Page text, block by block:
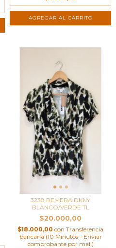
3238 REMERA DKNY
BLANCO/VERDE TL
$20.000,00
$18.000,00 con Transferencia
bancaria (10 Minutos - Enviar
comprobante por mail)